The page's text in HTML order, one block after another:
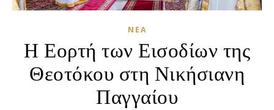
ΝΈΑ
Η Εορτή των Εισοδίων της
Θεοτόκου στη Νικήσιανη
Παγγαίου